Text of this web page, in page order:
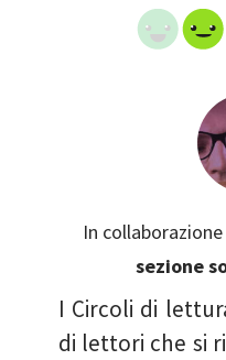
In
sezione
I Circoli di
di lettori che si